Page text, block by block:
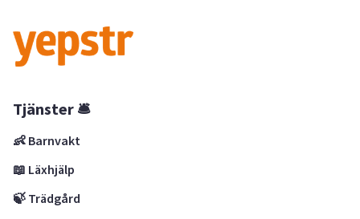
Tjänster 🛎
👶 Barnvakt
📖 Läxhjälp
🍃 Trädgård